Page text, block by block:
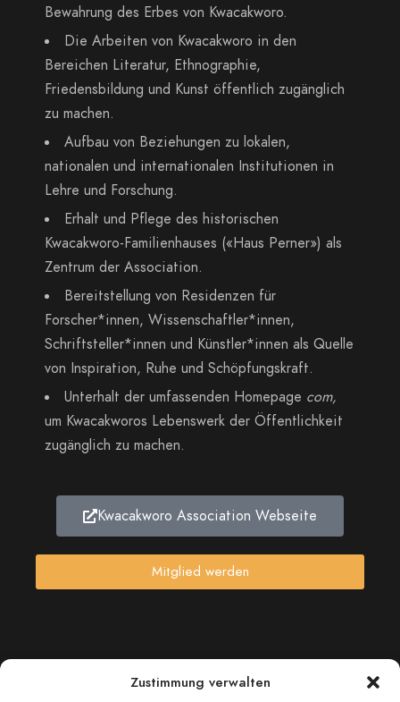
Zustimmung verwalten
Bewahrung des Erbes von Kwacakworo.
Die Arbeiten von Kwacakworo in den
Bereichen Literatur, Ethnographie,
Friedensbildung und Kunst öffentlich zugänglich
zu machen.
Aufbau von Beziehungen zu lokalen,
nationalen und internationalen Institutionen in
Lehre und Forschung.
Erhalt und Pflege des historischen
Kwacakworo-Familienhauses («Haus Perner») als
Zentrum der Association.
Bereitstellung von Residenzen für
Forscher*innen, Wissenschaftler*innen,
Schriftsteller*innen und Künstler*innen als Quelle
von Inspiration, Ruhe und Schöpfungskraft.
Unterhalt der umfassenden Homepage com,
um Kwacakworos Lebenswerk der Öffentlichkeit
zugänglich zu machen.
Kwacakworo Association Webseite
Mitglied werden
Datenschutzerklärung